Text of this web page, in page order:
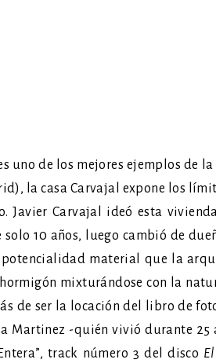
uno de los mejores ejemplos de
la casa Carvajal expone los
Javier Carvajal ideó esta
10 años, luego cambió de
material que la
mixturándose con la
de ser la locación del libro de
Martinez -quién vivió durante
track número 3 del disco